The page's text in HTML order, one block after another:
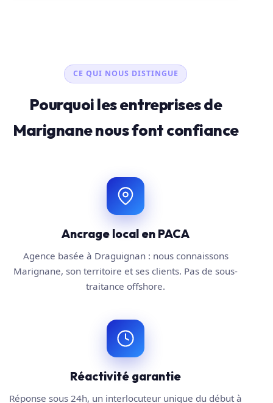
CE QUI NOUS DISTINGUE
Pourquoi les entreprises de
Marignane nous font confiance
Ancrage local en PACA
Agence basée à Draguignan : nous connaissons
Marignane, son territoire et ses clients. Pas de sous-
traitance offshore.
Réactivité garantie
Réponse sous 24h, un interlocuteur unique du début à